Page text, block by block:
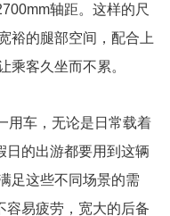
轴距。这样的尺
裕的腿部空间，配合上
乘客久坐而不累。
用车，无论是日常载着
日的出游都要用到这辆
足这些不同场景的需
容易疲劳，宽大的后备